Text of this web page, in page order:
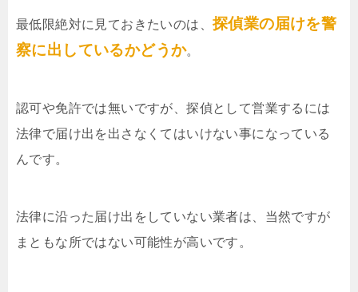
最低限絶対に見ておきたいのは、 探偵業の届けを警
察に出しているかどうか。
認可や免許では無いですが、探偵として営業するには
法律で届け出を出さなくてはいけない事になっている
んです。
法律に沿った届け出をしていない業者は、当然ですが
まともな所ではない可能性が高いです。